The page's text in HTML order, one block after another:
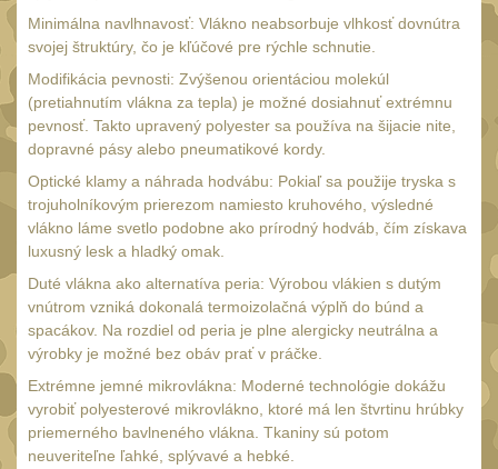
LPVO
Na vzduchovku15
Na kuše
Velký oční reliéf1
Na dlouhé
vzdálenosti 13
Multi-range
Krátka a střední
vzdálenost16
Príslušenstvo pre
optiku 9
UTG 45
Minimálna navlhnavosť: Vlákno neabsorbuje vlhkosť dovnútra
svojej štruktúry, čo je kľúčové pre rýchle schnutie.
Modifikácia pevnosti: Zvýšenou orientáciou molekúl
(pretiahnutím vlákna za tepla) je možné dosiahnuť extrémnu
pevnosť. Takto upravený polyester sa používa na šijacie nite,
dopravné pásy alebo pneumatikové kordy.
Optické klamy a náhrada hodvábu: Pokiaľ sa použije tryska s
trojuholníkovým prierezom namiesto kruhového, výsledné
vlákno láme svetlo podobne ako prírodný hodváb, čím získava
luxusný lesk a hladký omak.
Duté vlákna ako alternatíva peria: Výrobou vlákien s dutým
vnútrom vzniká dokonalá termoizolačná výplň do búnd a
spacákov. Na rozdiel od peria je plne alergicky neutrálna a
výrobky je možné bez obáv prať v práčke.
Extrémne jemné mikrovlákna: Moderné technológie dokážu
vyrobiť polyesterové mikrovlákno, ktoré má len štvrtinu hrúbky
priemerného bavlneného vlákna. Tkaniny sú potom
neuveriteľne ľahké, splývavé a hebké.